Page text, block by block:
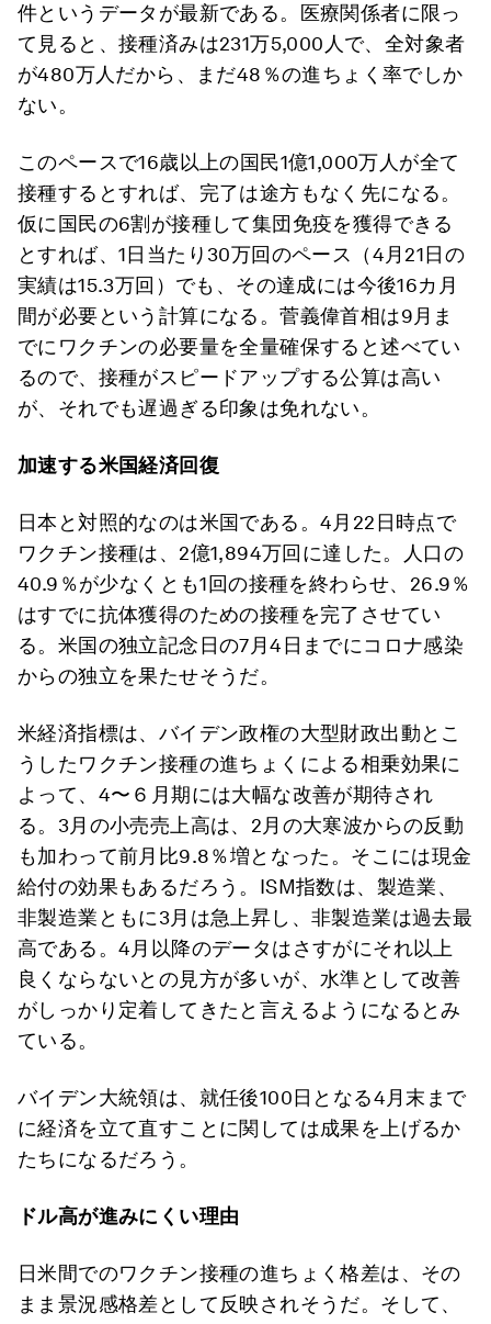
件というデータが最新である。医療関係者に限っ
て見ると、接種済みは231万5,000人で、全対象者
が480万人だから、まだ48％の進ちょく率でしか
ない。
このペースで16歳以上の国民1億1,000万人が全て
接種するとすれば、完了は途方もなく先になる。
仮に国民の6割が接種して集団免疫を獲得できる
とすれば、1日当たり30万回のペース（4月21日の
実績は15.3万回）でも、その達成には今後16カ月
間が必要という計算になる。菅義偉首相は9月ま
でにワクチンの必要量を全量確保すると述べてい
るので、接種がスピードアップする公算は高い
が、それでも遅過ぎる印象は免れない。
加速する米国経済回復
日本と対照的なのは米国である。4月22日時点で
ワクチン接種は、2億1,894万回に達した。人口の
40.9％が少なくとも1回の接種を終わらせ、26.9％
はすでに抗体獲得のための接種を完了させてい
る。米国の独立記念日の7月4日までにコロナ感染
からの独立を果たせそうだ。
米経済指標は、バイデン政権の大型財政出動とこ
うしたワクチン接種の進ちょくによる相乗効果に
よって、4〜６月期には大幅な改善が期待され
る。3月の小売売上高は、2月の大寒波からの反動
も加わって前月比9.8％増となった。そこには現金
給付の効果もあるだろう。ISM指数は、製造業、
非製造業ともに3月は急上昇し、非製造業は過去最
高である。4月以降のデータはさすがにそれ以上
良くならないとの見方が多いが、水準として改善
がしっかり定着してきたと言えるようになるとみ
ている。
バイデン大統領は、就任後100日となる4月末まで
に経済を立て直すことに関しては成果を上げるか
たちになるだろう。
ドル高が進みにくい理由
日米間でのワクチン接種の進ちょく格差は、その
まま景況感格差として反映されそうだ。そして、